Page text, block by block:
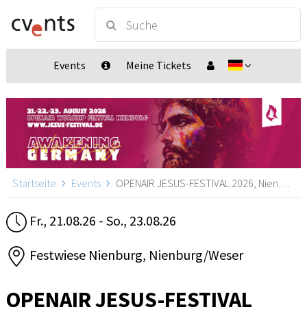
Events Meine Tickets
Startseite Events OPENAIR JESUS-FESTIVAL 2026, Nienburg/Weser
Fr., 21.08.26 - So., 23.08.26
Festwiese Nienburg, Nienburg/Weser
OPENAIR JESUS-FESTIVAL